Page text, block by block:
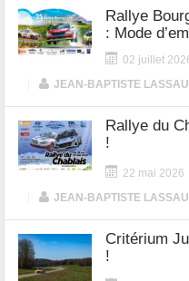
Rallye
: Mode
02 juillet
JEAN-BAPTISTE
Rallye du
!
22 mai 2026
JEAN-BAPTISTE
Critérium
!